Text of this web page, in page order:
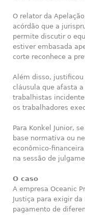
O relator da
acórdão que a
permite discutir o
estiver embasada
corte reconhece a
Além disso,
cláusula que afasta
trabalhistas
os trabalhadores
Para Konkel Junior,
base normativa ou
econômico-
na sessão de
O caso
A empresa Oceanic
Justiça para exigir
pagamento de